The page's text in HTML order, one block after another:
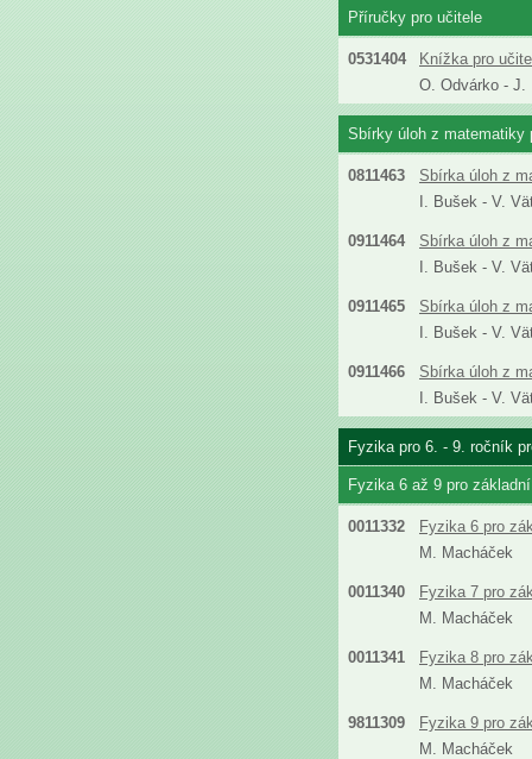
Příručky pro učitele
0531404
Knížka pro
O. Odvárko - J.
Sbírky úloh z matematiky
0811463
Sbírka úloh z
I. Bušek - V.
0911464
Sbírka úloh z
I. Bušek - V.
0911465
Sbírka úloh z
I. Bušek - V.
0911466
Sbírka úloh z
I. Bušek - V.
Fyzika pro 6. - 9. ročník
Fyzika 6 až 9 pro
0011332
Fyzika 6 pro
M. Macháček
0011340
Fyzika 7 pro
M. Macháček
0011341
Fyzika 8 pro
M. Macháček
9811309
Fyzika 9 pro
M. Macháček